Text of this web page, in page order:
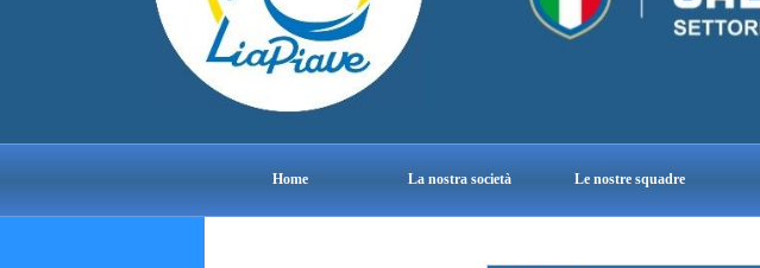
Home La nostra società Le nostre squadre